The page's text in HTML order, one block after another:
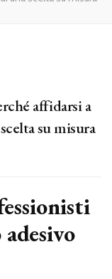
affidarsi a
su misura